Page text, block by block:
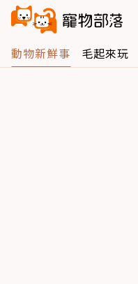
動物新鮮事 毛起來玩